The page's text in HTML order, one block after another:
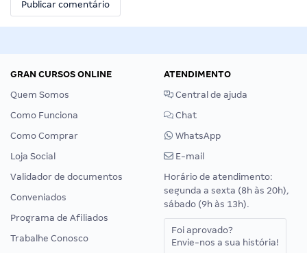
GRAN CURSOS ONLINE
Quem Somos
Como Funciona
Como Comprar
Loja Social
Validador de documentos
Conveniados
Programa de Afiliados
Trabalhe Conosco
ATENDIMENTO
Central de ajuda
Chat
WhatsApp
E-mail
Horário de atendimento:
segunda a sexta (8h às 20h),
sábado (9h às 13h).
Foi aprovado?
Envie-nos a sua história!